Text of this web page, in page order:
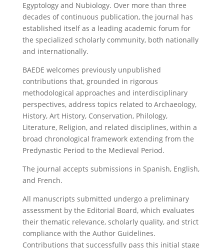
Egyptology and Nubiology. Over more than three
decades of continuous publication, the journal has
established itself as a leading academic forum for
the specialized scholarly community, both nationally
and internationally.
BAEDE welcomes previously unpublished
contributions that, grounded in rigorous
methodological approaches and interdisciplinary
perspectives, address topics related to Archaeology,
History, Art History, Conservation, Philology,
Literature, Religion, and related disciplines, within a
broad chronological framework extending from the
Predynastic Period to the Medieval Period.
The journal accepts submissions in Spanish, English,
and French.
All manuscripts submitted undergo a preliminary
assessment by the Editorial Board, which evaluates
their thematic relevance, scholarly quality, and strict
compliance with the Author Guidelines.
Contributions that successfully pass this initial stage